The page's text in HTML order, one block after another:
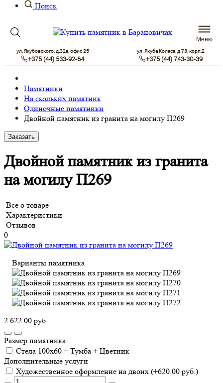
Поиск
Меню
ул. Якубовского, д.32а, офис 25
+375 (44) 533-92-64
ул. Якуба Коласа, д.73, корп.2
+375 (44) 743-30-39
Памятники
На скольких памятник
Одиночные памятники
Двойной памятник из гранита на могилу П269
Заказать
Двойной памятник из гранита
на могилу П269
Все о товаре
Характеристики
Отзывов
0
Варианты памятника
2 622.00 руб.
Размер памятника
Стела 100х60 + Тумба + Цветник
Дополнительные услуги
Художественное оформление на двоих (+620.00 руб.)